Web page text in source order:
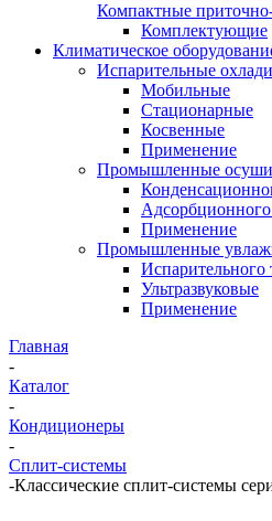
Компактные
Комплектующие
Климатическое
Испарительные
Мобильные
Стационарные
Косвенные
Применение
Промышленные
Применение
Промышленные
Испарительного
Ультразвуковые
Применение
Главная
-
Каталог
-
Кондиционеры
-
Сплит-системы
-Классические сплит-системы